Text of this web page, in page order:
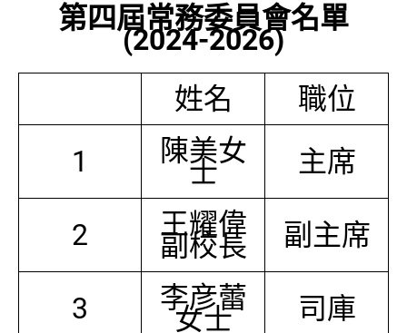
第四屆常務委員會名單
(2024-2026)
姓名
職位
1
陳美女
士 主席
2 王耀偉
副校長 副主席
3 李彦蕾
女士 司庫